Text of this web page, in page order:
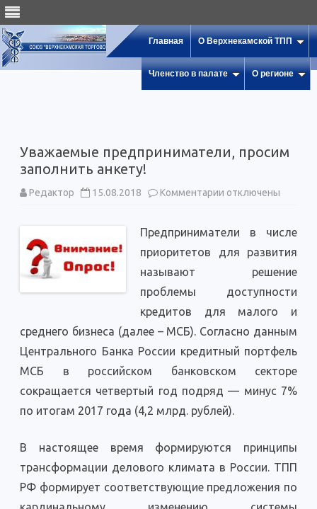
Главная О Верхнекамской ТПП
Членство в палате О регионе
Уважаемые предприниматели, просим
заполнить анкету!
Редактор 15.08.2018 Комментарии к
просим
анкету!
отключены
Предприниматели в числе
приоритетов для развития
называют решение
проблемы доступности
кредитов для малого и
среднего бизнеса (далее – МСБ). Согласно данным
Центрального Банка России кредитный портфель
МСБ в российском банковском секторе
сокращается четвертый год подряд — минус 7%
по итогам 2017 года (4,2 млрд. рублей).
В настоящее время формируются принципы
трансформации делового климата в России. ТПП
РФ формирует соответствующие предложения по